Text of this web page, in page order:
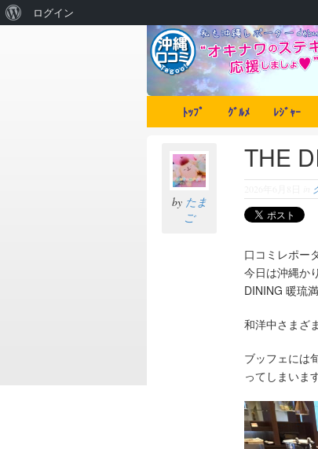
ﾄｯﾌﾟ
ｸﾞﾙﾒ ﾚｼﾞｬｰ
by たま
ご
THE
口コミレポー
今日は沖縄か
DINING 暖琉
和洋中さまざ
ブッフェには
ってしまいま
ログイン